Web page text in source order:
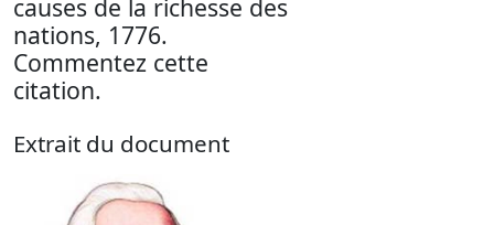
causes de la richesse des
nations, 1776.
Commentez cette
citation.
Extrait du document